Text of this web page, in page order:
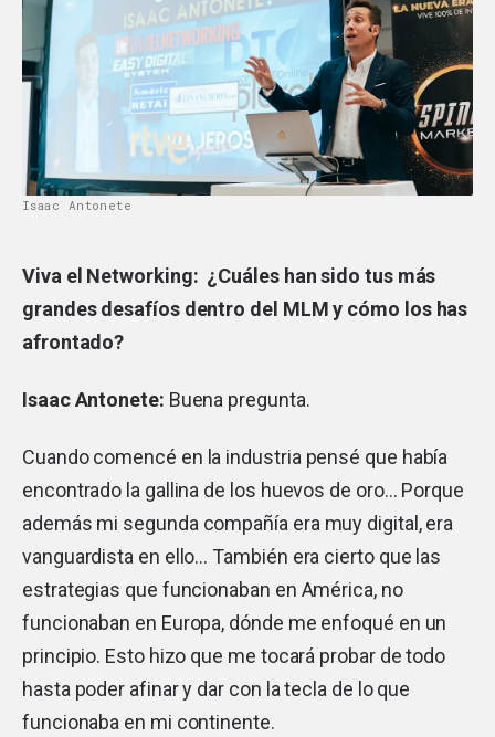
Isaac Antonete
Viva el Networking: ¿Cuáles han sido tus más
grandes desafíos dentro del MLM y cómo los has
afrontado?
Isaac Antonete: Buena pregunta.
Cuando comencé en la industria pensé que había
encontrado la gallina de los huevos de oro… Porque
además mi segunda compañía era muy digital, era
vanguardista en ello… También era cierto que las
estrategias que funcionaban en América, no
funcionaban en Europa, dónde me enfoqué en un
principio. Esto hizo que me tocará probar de todo
hasta poder afinar y dar con la tecla de lo que
funcionaba en mi continente.